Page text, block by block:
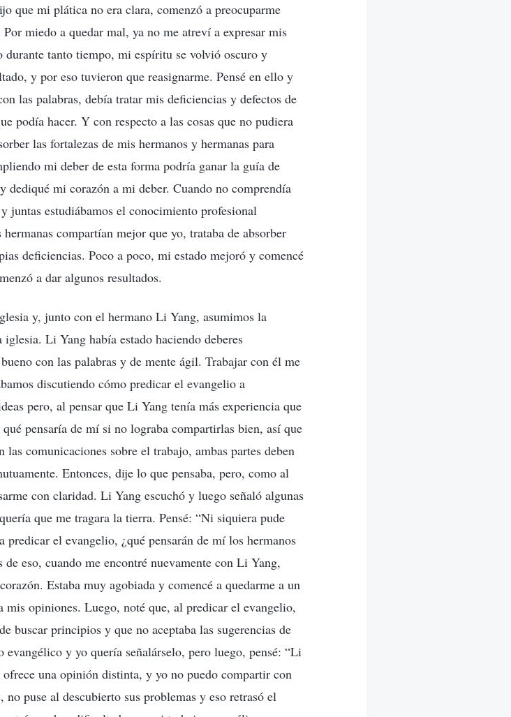
que mi plática no era clara, comenzó a preocuparme
miedo a quedar mal, ya no me atreví a expresar mis
tanto tiempo, mi espíritu se volvió oscuro y
y por eso tuvieron que reasignarme. Pensé en ello y
las palabras, debía tratar mis deficiencias y defectos de
podía hacer. Y con respecto a las cosas que no pudiera
las fortalezas de mis hermanos y hermanas para
mi deber de esta forma podría ganar la guía de
dediqué mi corazón a mi deber. Cuando no comprendía
juntas estudiábamos el conocimiento profesional
compartían mejor que yo, trataba de absorber
deficiencias. Poco a poco, mi estado mejoró y comencé
a dar algunos resultados.
y, junto con el hermano Li Yang, asumimos la
Li Yang había estado haciendo deberes
con las palabras y de mente ágil. Trabajar con él me
discutiendo cómo predicar el evangelio a
pero, al pensar que Li Yang tenía más experiencia que
pensaría de mí si no lograba compartirlas bien, así que
comunicaciones sobre el trabajo, ambas partes deben
Entonces, dije lo que pensaba, pero, como al
con claridad. Li Yang escuchó y luego señaló algunas
que me tragara la tierra. Pensé: “Ni siquiera pude
el evangelio, ¿qué pensarán de mí los hermanos
de eso, cuando me encontré nuevamente con Li Yang,
Estaba muy agobiada y comencé a quedarme a un
mis opiniones. Luego, noté que, al predicar el evangelio,
buscar principios y que no aceptaba las sugerencias de
evangélico y yo quería señalárselo, pero luego, pensé: “Li
una opinión distinta, y yo no puedo compartir con
puse al descubierto sus problemas y eso retrasó el